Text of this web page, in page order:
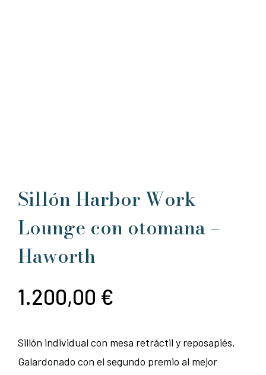
Sillón Harbor Work
Lounge con otomana –
Haworth
1.200,00 €
Sillón individual con mesa retráctil y reposapiés.
Galardonado con el segundo premio al mejor